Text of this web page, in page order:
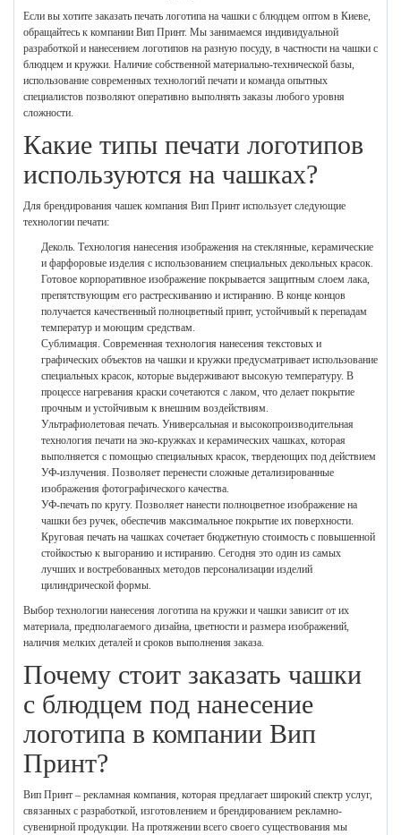
Если вы хотите заказать печать логотипа на чашки с блюдцем оптом в Киеве,
обращайтесь к компании Вип Принт. Мы занимаемся индивидуальной
разработкой и нанесением логотипов на разную посуду, в частности на чашки с
блюдцем и кружки. Наличие собственной материально-технической базы,
использование современных технологий печати и команда опытных
специалистов позволяют оперативно выполнять заказы любого уровня
сложности.
Какие типы печати логотипов
используются на чашках?
Для брендирования чашек компания Вип Принт использует следующие
технологии печати:
Деколь. Технология нанесения изображения на стеклянные, керамические
и фарфоровые изделия с использованием специальных декольных красок.
Готовое корпоративное изображение покрывается защитным слоем лака,
препятствующим его растрескиванию и истиранию. В конце концов
получается качественный полноцветный принт, устойчивый к перепадам
температур и моющим средствам.
Сублимация. Современная технология нанесения текстовых и
графических объектов на чашки и кружки предусматривает использование
специальных красок, которые выдерживают высокую температуру. В
процессе нагревания краски сочетаются с лаком, что делает покрытие
прочным и устойчивым к внешним воздействиям.
Ультрафиолетовая печать. Универсальная и высокопроизводительная
технология печати на эко-кружках и керамических чашках, которая
выполняется с помощью специальных красок, твердеющих под действием
УФ-излучения. Позволяет перенести сложные детализированные
изображения фотографического качества.
УФ-печать по кругу. Позволяет нанести полноцветное изображение на
чашки без ручек, обеспечив максимальное покрытие их поверхности.
Круговая печать на чашках сочетает бюджетную стоимость с повышенной
стойкостью к выгоранию и истиранию. Сегодня это один из самых
лучших и востребованных методов персонализации изделий
цилиндрической формы.
Выбор технологии нанесения логотипа на кружки и чашки зависит от их
материала, предполагаемого дизайна, цветности и размера изображений,
наличия мелких деталей и сроков выполнения заказа.
Почему стоит заказать чашки
с блюдцем под нанесение
логотипа в компании Вип
Принт?
Вип Принт – рекламная компания, которая предлагает широкий спектр услуг,
связанных с разработкой, изготовлением и брендированием рекламно-
сувенирной продукции. На протяжении всего своего существования мы